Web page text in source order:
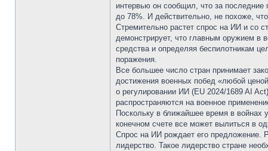
интервью он сообщил, что за
до 78%. И действительно, не похоже,
Стремительно растет спрос на ИИ и со
демонстрирует, что главным оружием в
средства и определяя беспилотникам
поражения.
Все большее число стран принимает
достижения военных побед «любой
о регулировании ИИ (EU 2024/1689 AI
распространяются на военное
Поскольку в ближайшее время в войнах
конечном счете все может вылиться в
Спрос на ИИ рождает его предложение.
лидерство. Такое лидерство стране